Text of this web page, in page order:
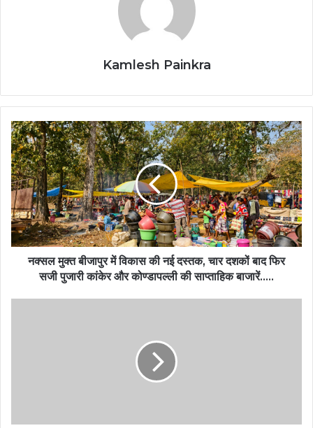
Kamlesh Painkra
नक्सल मुक्त बीजापुर में विकास की नई दस्तक, चार दशकों बाद फिर
सजी पुजारी कांकेर और कोण्डापल्ली की साप्ताहिक बाजारें…..